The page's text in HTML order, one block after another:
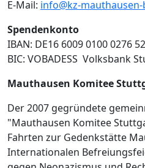
E-Mail: info@kz-
Spendenkonto
IBAN: DE16 6009 0100 0276
BIC: VOBADESS Volksbank
Mauthausen Komitee
Der 2007 gegründete
"Mauthausen Komitee
Fahrten zur Gedenkstätte
Internationalen